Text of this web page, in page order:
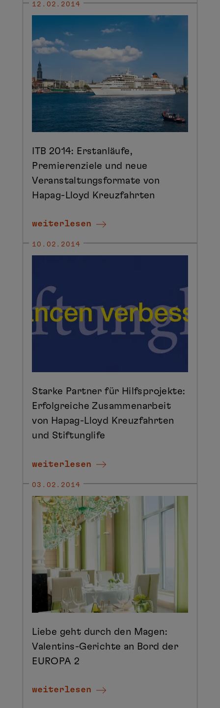
ITB 2014: Erstanläufe,
Premierenziele und neue
Veranstaltungsformate von
Hapag-Lloyd Kreuzfahrten
weiterlesen
12.02.2014
Starke Partner für Hilfsprojekte:
Erfolgreiche Zusammenarbeit
von Hapag-Lloyd Kreuzfahrten
und Stiftunglife
weiterlesen
10.02.2014
Liebe geht durch den Magen:
Valentins-Gerichte an Bord der
EUROPA 2
weiterlesen
03.02.2014